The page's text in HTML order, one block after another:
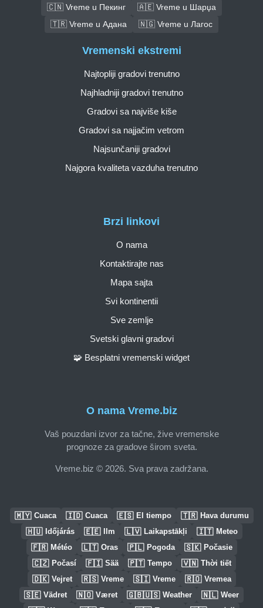
🇨🇳 Vreme u Пекинг
🇦🇪 Vreme u Шарџа
🇹🇷 Vreme u Адана
🇳🇬 Vreme u Лагос
O nama Vreme.biz
Vaš pouzdani izvor za tačne, žive vremenske
prognoze za gradove širom sveta.
Vreme.biz © 2026. Sva prava zadržana.
Brzi linkovi
O nama
Kontaktirajte nas
Mapa sajta
Svi kontinentii
Sve zemlje
Svetski glavni gradovi
🧩 Besplatni vremenski widget
Vremenski ekstremi
Najtopliji gradovi trenutno
Najhladniji gradovi trenutno
Gradovi sa najviše kiše
Gradovi sa najjačim vetrom
Najsunčaniji gradovi
Najgora kvaliteta vazduha trenutno
🇲🇾 Cuaca 🇮🇩 Cuaca 🇪🇸 El tiempo 🇹🇷 Hava durumu
🇭🇺 Időjárás 🇪🇪 Ilm 🇱🇻 Laikapstākļi 🇮🇹 Meteo
🇫🇷 Météo 🇱🇹 Oras 🇵🇱 Pogoda 🇸🇰 Počasie
🇨🇿 Počasí 🇫🇮 Sää 🇵🇹 Tempo 🇻🇳 Thời tiết
🇩🇰 Vejret 🇷🇸 Vreme 🇸🇮 Vreme 🇷🇴 Vremea
🇸🇪 Vädret 🇳🇴 Været 🇬🇧🇺🇸 Weather 🇳🇱 Weer